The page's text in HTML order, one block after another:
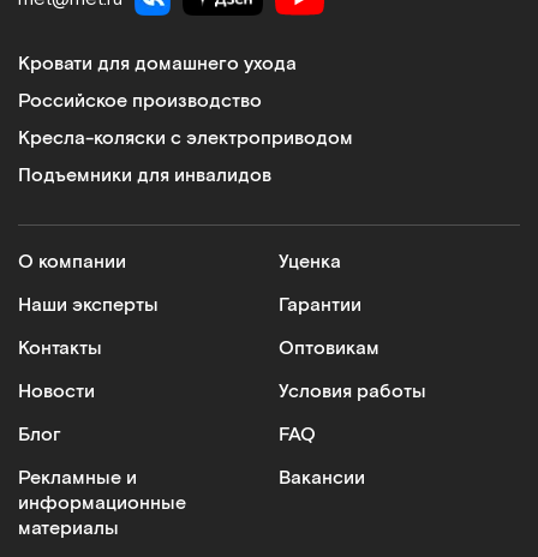
Кровати для домашнего ухода
Российское производство
Кресла-коляски с электроприводом
Подъемники для инвалидов
О компании
Наши эксперты
Контакты
Новости
Блог
Рекламные и
информационные
материалы
Уценка
Гарантии
Оптовикам
Условия работы
FAQ
Вакансии